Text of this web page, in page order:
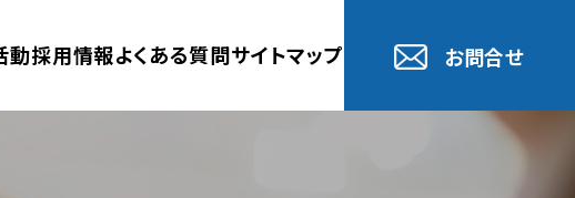
動採用情報よくある質問サイトマップ お問合せ